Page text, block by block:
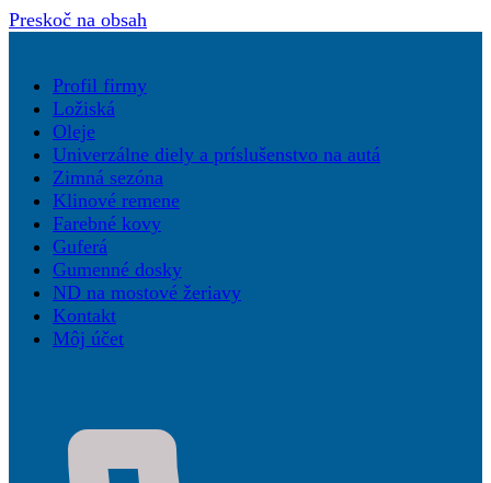
Preskoč na obsah
Profil firmy
Ložiská
Oleje
Univerzálne diely a príslušenstvo na autá
Zimná sezóna
Klinové remene
Farebné kovy
Guferá
Gumenné dosky
ND na mostové žeriavy
Kontakt
Môj účet